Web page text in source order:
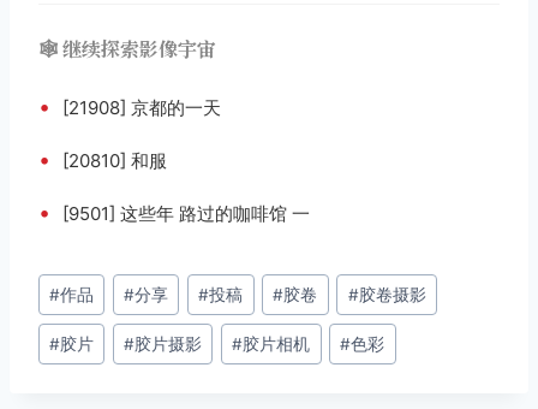
🕸️ 继续探索影像宇宙
• [21908] 京都的一天
• [20810] 和服
• [9501] 这些年 路过的咖啡馆 一
文
章
标
#作品 #分享 #投稿 #胶卷 #胶卷摄影
#胶片 #胶片摄影 #胶片相机 #色彩